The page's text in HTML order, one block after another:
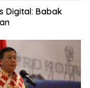
Digital: Babak